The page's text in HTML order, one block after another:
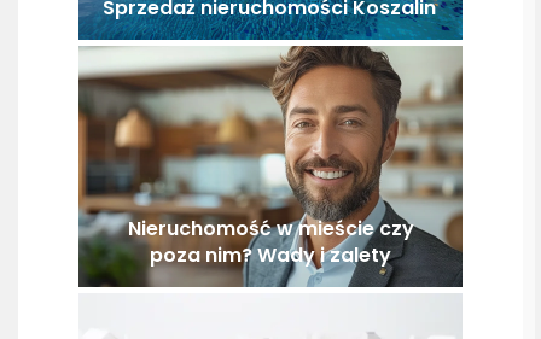
Sprzedaż nieruchomości Koszalin
Nieruchomość w mieście czy
poza nim? Wady i zalety